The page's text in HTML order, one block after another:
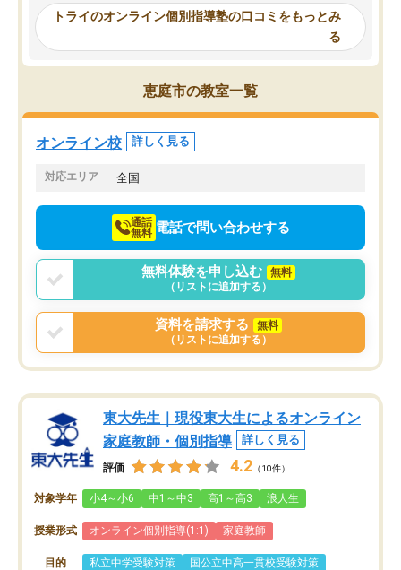
ったんですが、学生の先生から学ぶこ
み、徐々に成績が上がったらいいなと
思っていました。何が今足りないのか
を的確に指導いただき、子どももびっ
くりするほど楽しんでやる気を持って
塾を受けています。狙い通り、少しず
つ成績も上がり、苦手意識も無くなっ
てきたので、さらに苦手な数学も追加
でお願いしました。来年の高校受験に
らないところをピンポイ
頂いて、とてもわかり
していました。一生を
スト、多少お金がかかっ
トライのオンライン個別指導塾の口コミをもっとみ
る
恵庭市の教室一覧
オンライン校 詳しく見る
対応エリア 全国
通話
無料 電話で問い合わせする
無料体験を申し込む
無料
（リストに追加する）
資料を請求する
無料
（リストに追加する）
東大先生｜現役東大生によるオンライン
家庭教師・個別指導
詳しく見る
評価 4.2 （10件）
対象学年 小4～小6 中1～中3 高1～高3 浪人生
授業形式 オンライン個別指導(1:1) 家庭教師
目的 私立中学受験対策
国公立中高一貫校受験対策